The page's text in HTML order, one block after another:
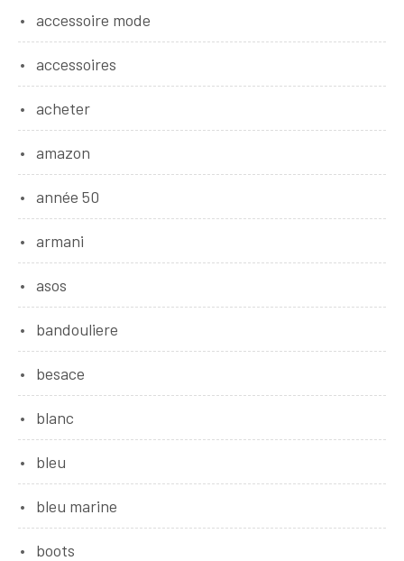
accessoire mode
accessoires
acheter
amazon
année 50
armani
asos
bandouliere
besace
blanc
bleu
bleu marine
boots